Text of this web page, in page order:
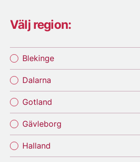
Välj region:
Blekinge
Dalarna
Gotland
Gävleborg
Halland